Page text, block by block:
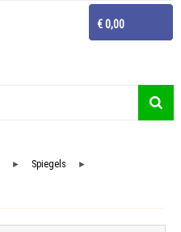
€ 0,00
► Spiegels ►